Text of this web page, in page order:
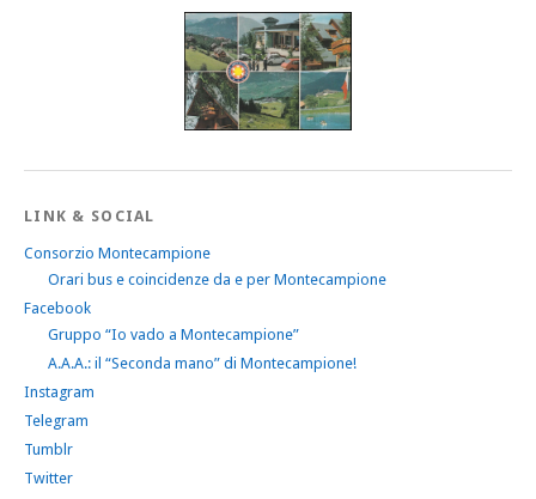
LINK & SOCIAL
Consorzio Montecampione
Orari bus e coincidenze da e per Montecampione
Facebook
Gruppo “Io vado a Montecampione”
A.A.A.: il “Seconda mano” di Montecampione!
Instagram
Telegram
Tumblr
Twitter